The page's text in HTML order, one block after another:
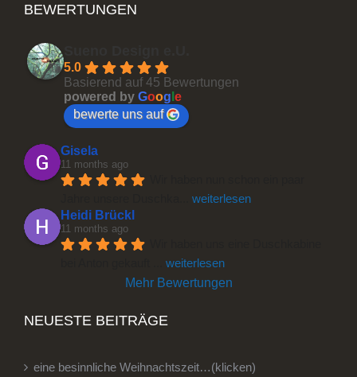
BEWERTUNGEN
5.0
Basierend auf 45 Bewertungen
powered by Goog e
bewerte uns auf
Gisela
11 months ago
weiterlesen
Heidi Brückl
11 months ago
weiterlesen
Mehr Bewertungen
NEUESTE BEITRÄGE
eine besinnliche Weihnachtszeit…(klicken)